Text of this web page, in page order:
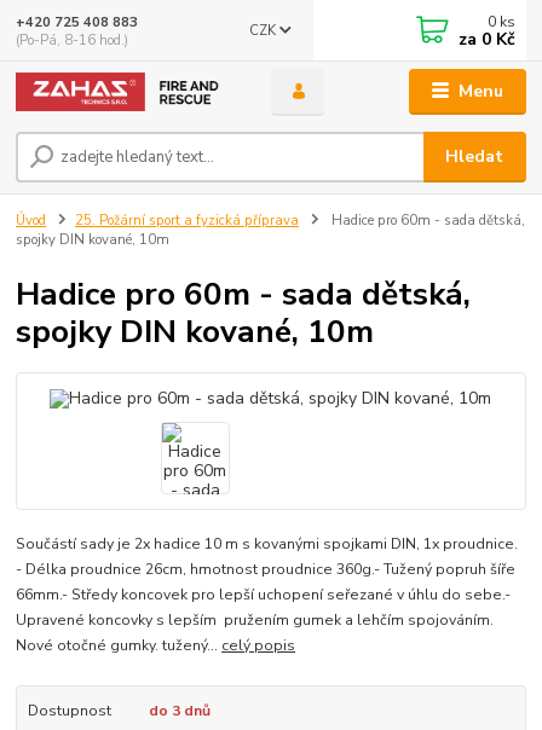
Menu
CZK
Hledat
+420 725 408 883
(Po-Pá, 8-16 hod.)
0 ks
za 0 Kč
Úvod 25. Požární sport a fyzická příprava
Hadice pro 60m - sada dětská,
spojky DIN kované, 10m
Hadice pro 60m - sada dětská,
spojky DIN kované, 10m
Součástí sady je 2x hadice 10 m s kovanými spojkami DIN, 1x proudnice.
- Délka proudnice 26cm, hmotnost proudnice 360g.- Tužený popruh šíře
66mm.- Středy koncovek pro lepší uchopení seřezané v úhlu do sebe.-
Upravené koncovky s lepším pružením gumek a lehčím spojováním.
Nové otočné gumky. tužený... celý popis
Dostupnost do 3 dnů